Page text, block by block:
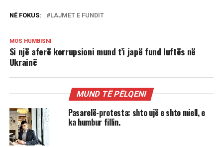
NË FOKUS: LAJMET E FUNDIT
MOS HUMBISNI
Si një aferë korrupsioni mund t’i japë fund luftës në
Ukrainë
MUND TË PËLQENI
Pasarelë-protesta: shto ujë e shto miell, e
ka humbur fillin.